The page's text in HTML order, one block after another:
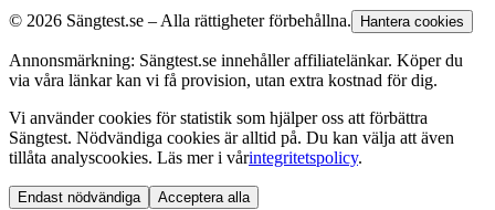
© 2026 Sängtest.se – Alla rättigheter förbehållna. Hantera cookies
Annonsmärkning: Sängtest.se innehåller affiliatelänkar. Köper du
via våra länkar kan vi få provision, utan extra kostnad för dig.
Vi använder cookies för statistik som hjälper oss att förbättra
Sängtest. Nödvändiga cookies är alltid på. Du kan välja att även
tillåta analyscookies. Läs mer i vårintegritetspolicy.
Endast nödvändiga Acceptera alla